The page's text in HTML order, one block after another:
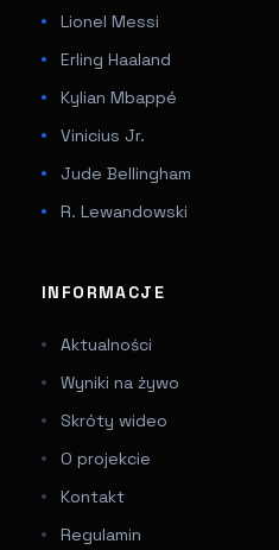
Lionel Messi
Erling Haaland
Kylian Mbappé
Vinicius Jr.
Jude Bellingham
R. Lewandowski
INFORMACJE
Aktualności
Wyniki na żywo
Skróty wideo
O projekcie
Kontakt
Regulamin